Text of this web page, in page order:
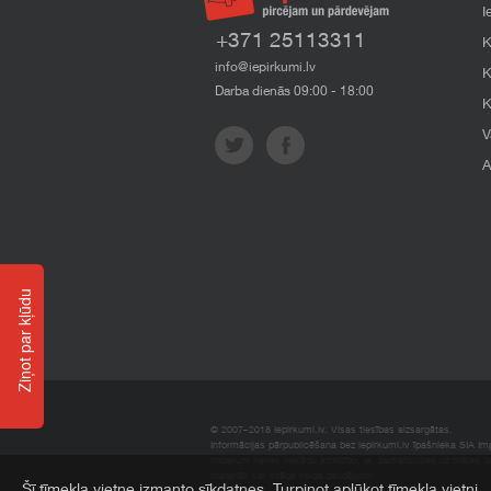
+371 25113311
info@iepirkumi.lv
Darba dienās 09:00 - 18:00
© 2007–2018 Iepirkumi.lv. Visas tiesības aizsargātas.
Informācijas pārpublicēšana bez iepirkumi.lv īpašnieka SIA
Ziņot par kļūdu